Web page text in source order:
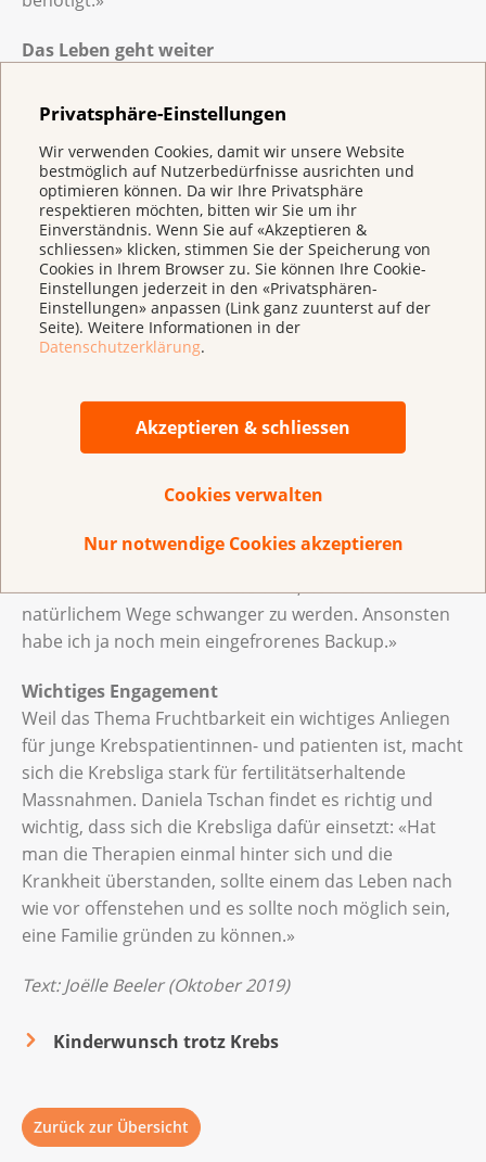
Privatsphäre-Einstellungen
Wir verwenden Cookies, damit wir unsere Website
bestmöglich auf Nutzerbedürfnisse ausrichten und
optimieren können. Da wir Ihre Privatsphäre
respektieren möchten, bitten wir Sie um ihr
Einverständnis. Wenn Sie auf «Akzeptieren &
schliessen» klicken, stimmen Sie der Speicherung von
Cookies in Ihrem Browser zu. Sie können Ihre Cookie-
Einstellungen jederzeit in den «Privatsphären-
Einstellungen» anpassen (Link ganz zuunterst auf der
Seite). Weitere Informationen in der
Datenschutzerklärung.
Akzeptieren & schliessen
Cookies verwalten
Nur notwendige Cookies akzeptieren
Das Leben geht weiter
Vorstellung, wie ihr Leben einmal verlaufen sollte:
Weisse Hochzeit feiern, Kinder bekommen und in ein
Eigenheim ziehen. Lebenspläne, die mit der
Krebserkrankung durcheinandergerieten. Wegen
dem Osteosarkom musste ihr rechtes Kniegelenk und
ein Teil des Oberschenkelknochens entfernt und mit
einer Prothese ersetzt werden. Seit einem halben Jahr
kann sie nun wieder normal gehen und sich fast
schmerzfrei bewegen. Sie hat die Krankheit
überwunden und gilt als geheilt.
Das Ganze habe ihr etwas gezeigt, meint die heute 24-
jährige: «Im Leben passiert nichts ohne Grund. Ich bin
durch die Krankheit stärker geworden und habe
geniesse sie ihr neugewonnenes Leben in vollen
Zügen. «Ich arbeite wieder, reise öfters und bin gerne
mit meinen Freundinnen unterwegs», erzählt sie und
schmunzelt: «Wenn ich soweit bin, hoffe ich auf
natürlichem Wege schwanger zu werden. Ansonsten
habe ich ja noch mein eingefrorenes Backup.»
Wichtiges Engagement
Weil das Thema Fruchtbarkeit ein wichtiges Anliegen
für junge Krebspatientinnen- und patienten ist, macht
sich die Krebsliga stark für fertilitätserhaltende
Massnahmen. Daniela Tschan findet es richtig und
wichtig, dass sich die Krebsliga dafür einsetzt: «Hat
man die Therapien einmal hinter sich und die
Krankheit überstanden, sollte einem das Leben nach
wie vor offenstehen und es sollte noch möglich sein,
eine Familie gründen zu können.»
Text: Joëlle Beeler (Oktober 2019)
Kinderwunsch trotz Krebs
Zurück zur Übersicht